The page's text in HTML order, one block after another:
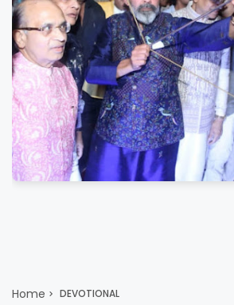
Home DEVOTIONAL